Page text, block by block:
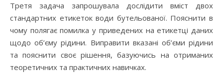
Третя задача запрошувала дослідити вміст двох
стандартних етикеток води бутельованої. Пояснити в
чому полягає помилка у приведених на етикетці даних
щодо об’єму рідини. Виправити вказані об’єми рідини
та пояснити своє рішення, базуючись на отриманих
теоретичних та практичних навичках.